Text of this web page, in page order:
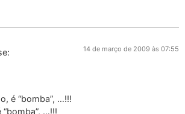
14 de março de 2009 às 07:55
é “bomba”, …!!!
…!!!